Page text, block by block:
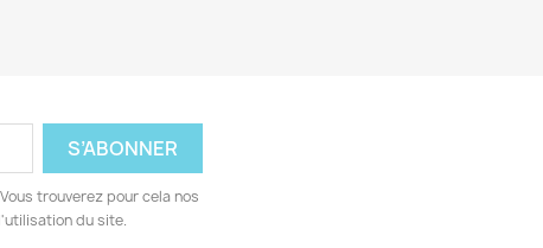
trouverez pour cela nos
du site.